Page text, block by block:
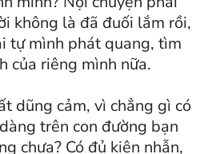
không là đã đuối lắm rồi,
tự mình phát quang, tìm
của riêng mình nữa.
dũng cảm, vì chẳng gì có
trên con đường bạn
chưa? Có đủ kiên nhẫn,